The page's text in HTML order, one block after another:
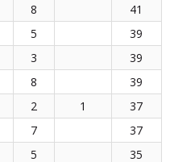
8
41
5
39
3
39
8
39
2 1
37
7
37
5 35